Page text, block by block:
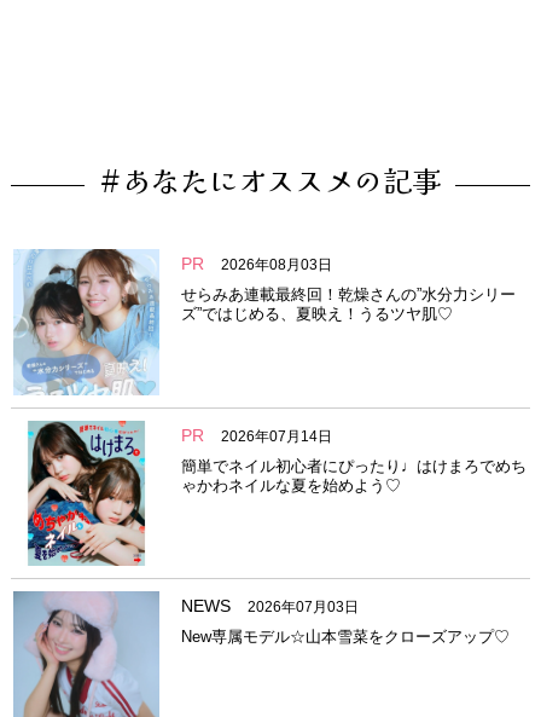
#あなたにオススメの記事
PR 2026年08月03日
せらみあ連載最終回！乾燥さんの”水分力シリー
ズ”ではじめる、夏映え！うるツヤ肌♡
PR 2026年07月14日
簡単でネイル初心者にぴったり♩はけまろでめち
ゃかわネイルな夏を始めよう♡
NEWS 2026年07月03日
New専属モデル☆山本雪菜をクローズアップ♡